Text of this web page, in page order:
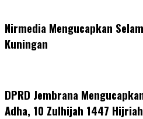
Nirmedia Mengucapkan
Kuningan
DPRD Jembrana
Adha, 10 Zulhijah 1447